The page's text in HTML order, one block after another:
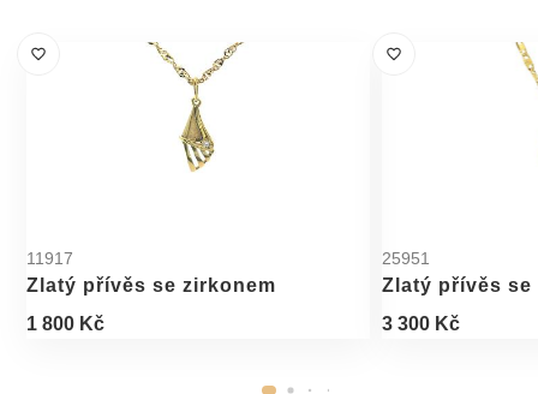
11917
Zlatý přívěs se zirkonem
1 800 Kč
25951
Zlatý přívěs se
3 300 Kč